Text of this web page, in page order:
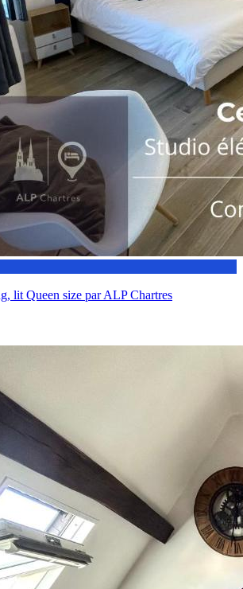
lit Queen size par ALP Chartres